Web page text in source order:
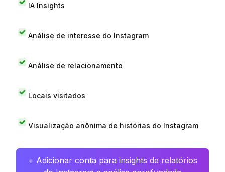
IA Insights
Análise de interesse do Instagram
Análise de relacionamento
Locais visitados
Visualização anônima de histórias do Instagram
+ Adicionar conta para insights de relatórios